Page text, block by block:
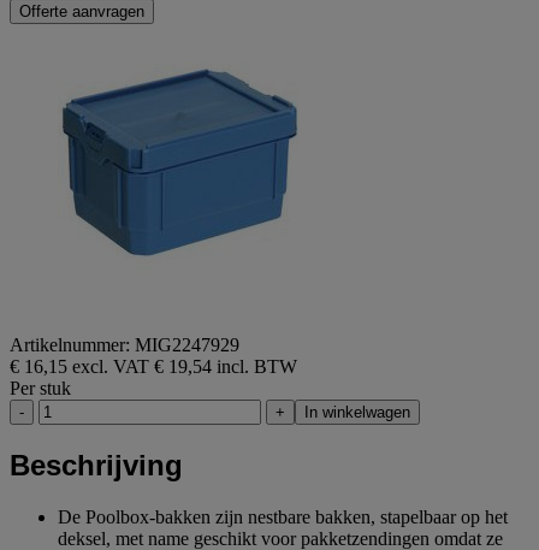
Offerte aanvragen
Artikelnummer: MIG2247929
€ 16,15 excl. VAT € 19,54 incl. BTW
Per stuk
- + In winkelwagen
Beschrijving
De Poolbox-bakken zijn nestbare bakken, stapelbaar op het
deksel, met name geschikt voor pakketzendingen omdat ze